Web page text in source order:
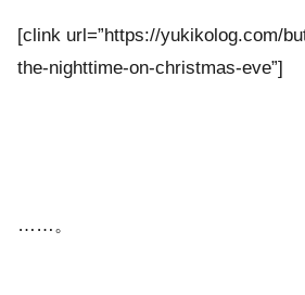
[clink url=”https://yukikolog.com/
the-nighttime-on-christmas-eve”]
……。